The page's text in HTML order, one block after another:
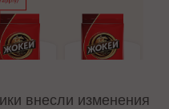
внесли изменения